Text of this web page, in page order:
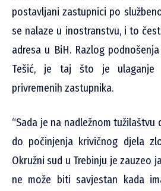
postavljani zastupnici po
se nalaze u inostranstvu, i to
adresa u BiH. Razlog
Tešić, je taj što je ulaganje
privremenih zastupnika.
“Sada je na nadležnom
do počinjenja krivičnog djela
Okružni sud u Trebinju je zauzeo
ne može biti savjestan kada